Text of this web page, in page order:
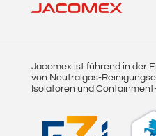
Jacomex ist führend in der
von Neutralgas-
Isolatoren und